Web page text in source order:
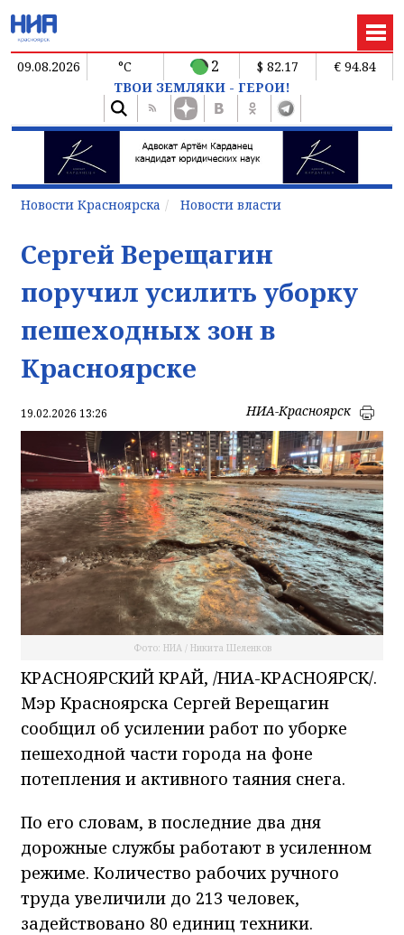
09.08.2026 °C 2 $ 82.17
€ 94.84
ТВОИ ЗЕМЛЯКИ - ГЕРОИ!
Новости Красноярска Новости власти
Сергей Верещагин
поручил усилить уборку
пешеходных зон в
Красноярске
19.02.2026 13:26 НИА-Красноярск
Фото: НИА / Никита Шеленков
КРАСНОЯРСКИЙ КРАЙ, /НИА-КРАСНОЯРСК/.
Мэр Красноярска Сергей Верещагин
сообщил об усилении работ по уборке
пешеходной части города на фоне
потепления и активного таяния снега.
По его словам, в последние два дня
дорожные службы работают в усиленном
режиме. Количество рабочих ручного
труда увеличили до 213 человек,
задействовано 80 единиц техники.